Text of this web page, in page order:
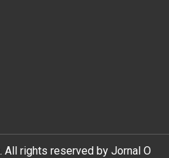
. All rights reserved by Jornal O